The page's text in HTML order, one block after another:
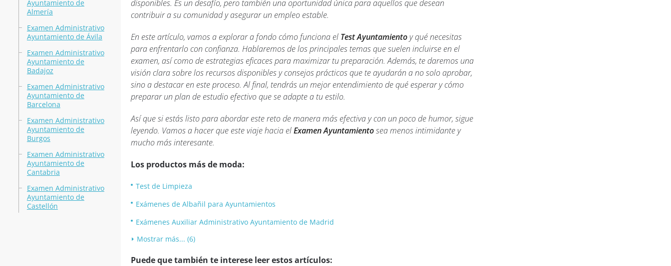
Ayuntamiento de
Almería
Examen Administrativo
Ayuntamiento de Ávila
Examen Administrativo
Ayuntamiento de
Badajoz
Examen Administrativo
Ayuntamiento de
Barcelona
Examen Administrativo
Ayuntamiento de
Burgos
Examen Administrativo
Ayuntamiento de
Cantabria
Examen Administrativo
Ayuntamiento de
Castellón
disponibles. Es un desafío, pero también una oportunidad única para aquellos que desean
contribuir a su comunidad y asegurar un empleo estable.
En este artículo, vamos a explorar a fondo cómo funciona el Test Ayuntamientoy qué necesitas
para enfrentarlo con confianza. Hablaremos de los principales temas que suelen incluirse en el
examen, así como de estrategias eficaces para maximizar tu preparación. Además, te daremos una
visión clara sobre los recursos disponibles y consejos prácticos que te ayudarán a no solo aprobar,
sino a destacar en este proceso. Al final, tendrás un mejor entendimiento de qué esperar y cómo
preparar un plan de estudio efectivo que se adapte a tu estilo.
Así que si estás listo para abordar este reto de manera más efectiva y con un poco de humor, sigue
leyendo. Vamos a hacer que este viaje hacia elExamen Ayuntamientosea menos intimidante y
mucho más interesante.
Los productos más de moda:
Test de Limpieza
Exámenes de Albañil para Ayuntamientos
Exámenes Auxiliar Administrativo Ayuntamiento de Madrid
Mostrar más... (6)
Puede que también te interese leer estos artículos: